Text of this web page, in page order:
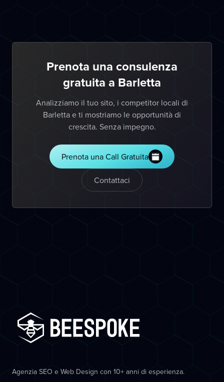
Prenota una consulenza
gratuita a Barletta
Analizziamo il tuo sito, i competitor locali di
Barletta e ti mostriamo le opportunità di
crescita. Senza impegno.
Prenota una Call Gratuita
Contattaci
Agenzia SEO e Web Design con 10+ anni di esperienza.